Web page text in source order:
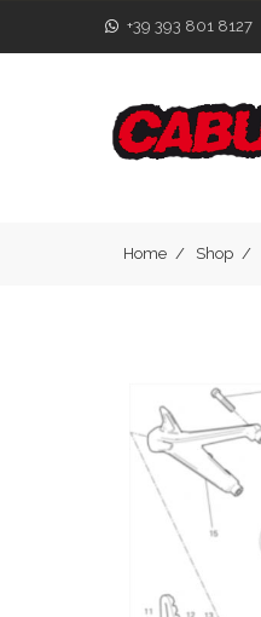
+39 393 801 8127
Home Shop